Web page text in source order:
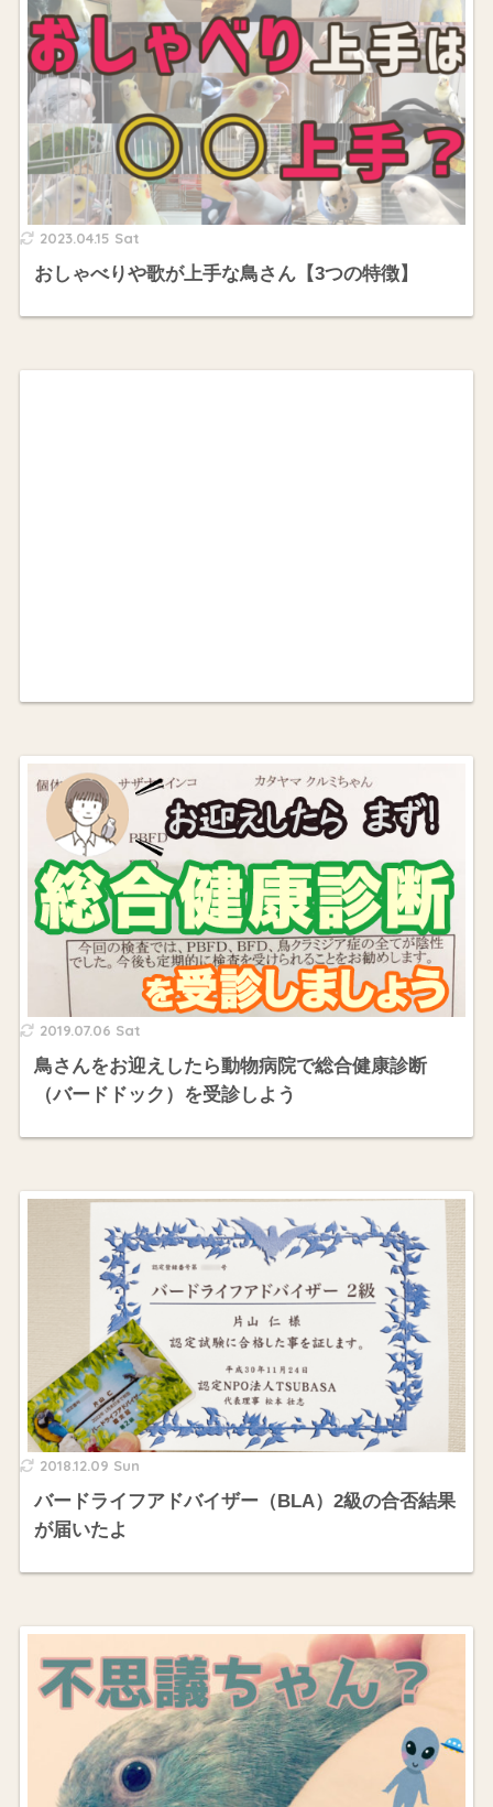
2023.04.15 Sat
おしゃべりや歌が上手な鳥さん【3つの特徴】
2019.07.06 Sat
鳥さんをお迎えしたら動物病院で総合健康診断
（バードドック）を受診しよう
2018.12.09 Sun
バードライフアドバイザー（BLA）2級の合否結果
が届いたよ